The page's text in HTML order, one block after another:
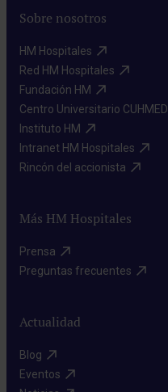
Sobre nosotros
HM Hospitales​
Red HM Hospitales​
Fundación HM​
Centro Universitario CUHMED​
Instituto HM​
Intranet HM Hospitales​
Rincón del accionista​
Más HM Hospitales
Prensa​
Preguntas frecuentes​
Actualidad
Blog​
Eventos​